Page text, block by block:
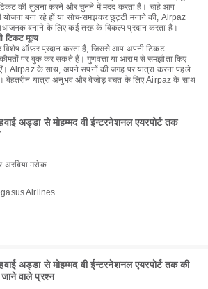
की तुलना करने और चुनने में मदद करता है। चाहे आप
बना रहे हों या सोच-समझकर छुट्टी मनाने की, Airpaz
बनाने के लिए कई तरह के विकल्प प्रदान करता है।
टिकट मूल्य
ऑफ़र प्रदान करता है, जिससे आप अपनी टिकट
पर बुक कर सकते हैं। गुणवत्ता या आराम से समझौता किए
Airpaz के साथ, अपने सपनों की जगह पर यात्रा करना पहले
बेहतरीन यात्रा अनुभव और बेजोड़ बचत के लिए Airpaz के साथ
अड्डा से मोहम्मद वी ईन्टरनेशनल एयरपोर्ट तक
अरबिया मरोक
Airlines
अड्डा से मोहम्मद वी ईन्टरनेशनल एयरपोर्ट तक की
वाले प्रश्न